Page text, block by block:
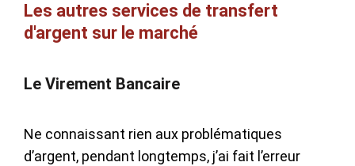
Les autres services de transfert
d'argent sur le marché
Le Virement Bancaire
Ne connaissant rien aux problématiques
d’argent, pendant longtemps, j’ai fait l’erreur